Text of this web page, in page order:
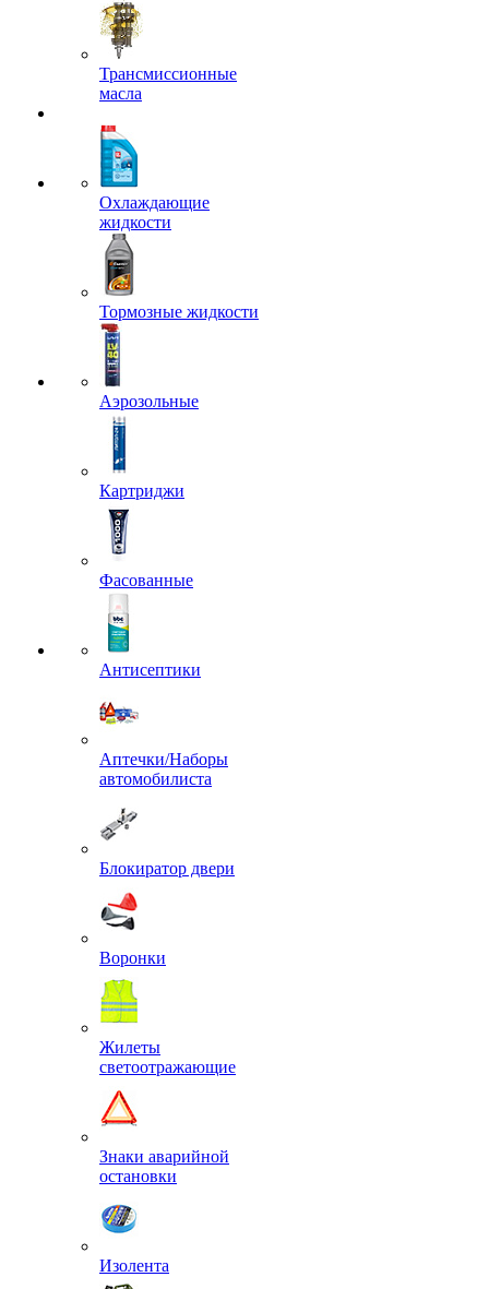
Трансмиссионные
масла
Охлаждающие
жидкости
Тормозные жидкости
Аэрозольные
Картриджи
Фасованные
Антисептики
Аптечки/Наборы
автомобилиста
Блокиратор двери
Воронки
Жилеты
светоотражающие
Знаки аварийной
остановки
Изолента